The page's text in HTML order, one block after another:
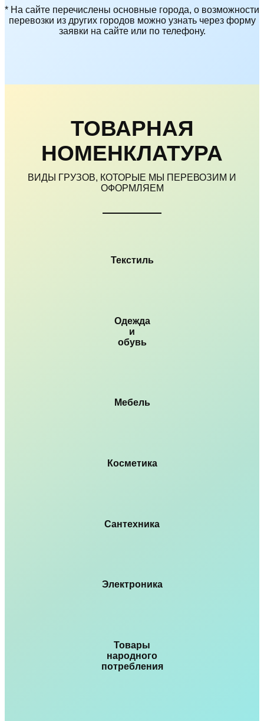
* На сайте перечислены основные города, о возможности
перевозки из других городов можно узнать через форму
заявки на сайте или по телефону.
ТОВАРНАЯ
НОМЕНКЛАТУРА
ВИДЫ ГРУЗОВ, КОТОРЫЕ МЫ ПЕРЕВОЗИМ И
ОФОРМЛЯЕМ
Текстиль
Одежда
и
обувь
Мебель
Косметика
Сантехника
Электроника
Товары
народного
потребления